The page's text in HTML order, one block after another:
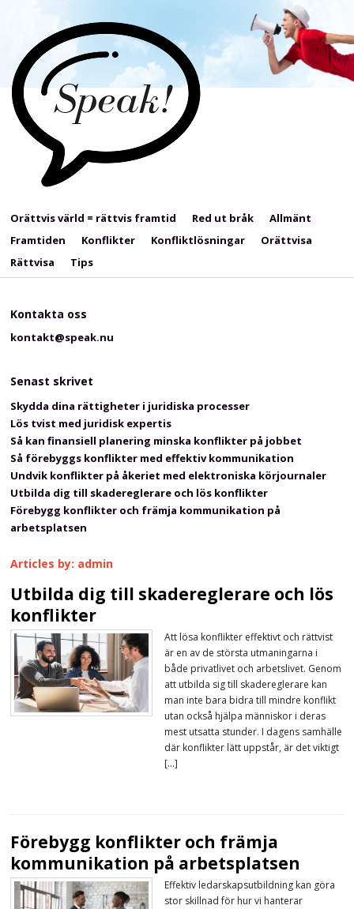
Orättvis värld = rättvis framtid Red ut bråk
Allmänt
Framtiden
Konflikter Konfliktlösningar
Orättvisa
Rättvisa
Tips
Kontakta oss
kontakt@speak.nu
Senast skrivet
Skydda dina rättigheter i juridiska processer
Lös tvist med juridisk expertis
Så kan finansiell planering minska konflikter på jobbet
Så förebyggs konflikter med effektiv kommunikation
Undvik konflikter på åkeriet med elektroniska körjournaler
Utbilda dig till skadereglerare och lös konflikter
Förebygg konflikter och främja kommunikation på
arbetsplatsen
Articles by: admin
Utbilda dig till skadereglerare och lös
konflikter
Att lösa konflikter effektivt och rättvist
är en av de största utmaningarna i
både privatlivet och arbetslivet. Genom
att utbilda sig till skadereglerare kan
man inte bara bidra till mindre konflikt
utan också hjälpa människor i deras
mest utsatta stunder. I dagens samhälle
där konflikter lätt uppstår, är det viktigt
[…]
Förebygg konflikter och främja
kommunikation på arbetsplatsen
Effektiv ledarskapsutbildning kan göra
stor skillnad för hur vi hanterar